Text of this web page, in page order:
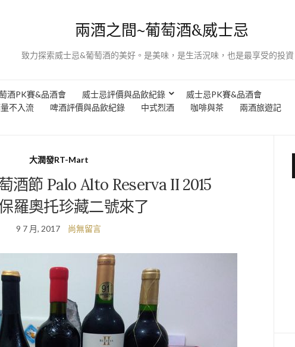
兩酒之間~葡萄酒&威士忌
致力探索威士忌&葡萄酒的美好。是美味，是生活況味，也是最享受的投資
酒PK賽&品酒會 威士忌評價與品飲紀錄
威士忌PK賽&品酒會
不入流
啤酒評價與品飲紀錄 中式烈酒 咖啡與茶 兩酒旅遊記
大潤發RT-Mart
酒節 Palo Alto Reserva II 2015
羅奧托珍藏二號來了
9 7 月, 2017 尚無留言